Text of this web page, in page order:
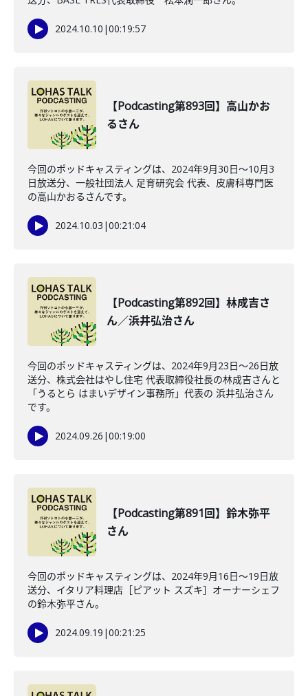
2024.10.10 |00:19:57
【Podcasting第893回】高山かお
るさん
今回のポッドキャスティングは、2024年9月30日〜10月3
日放送分、一般社団法人 足育研究会 代表、皮膚科専門医
の高山かおるさんです。
2024.10.03 |00:21:04
【Podcasting第892回】林成吉さ
ん／浜井弘治さん
今回のポッドキャスティングは、2024年9月23日〜26日放
送分、株式会社はやし住宅 代表取締役社長の林成吉さんと
「うるとら はまいデザイン事務所」代表の 浜井弘治さん
です。
2024.09.26 |00:19:00
【Podcasting第891回】鈴木弥平
さん
今回のポッドキャスティングは、2024年9月16日〜19日放
送分、イタリア料理店［ピアット スズキ］オーナーシェフ
の鈴木弥平さん。
2024.09.19 |00:21:25